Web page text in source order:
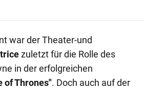
war der Theater-und
zuletzt für die Rolle des
in der erfolgreichen
of Thrones". Doch auch auf der